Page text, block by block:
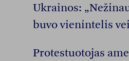
Ukrainos:
buvo vienintelis
Protestuotojas